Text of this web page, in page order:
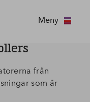
Meny
från
som är